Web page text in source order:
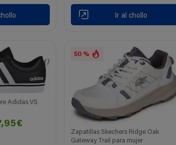
Ir al chollo
Adidas VS
50 %
Zapatillas Skechers Ridge Oak
Gateway Trail para mujer